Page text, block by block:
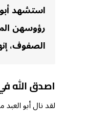
استشهد
رؤوسهن
الصفوف،
اصدق الله
لقد نال أبو